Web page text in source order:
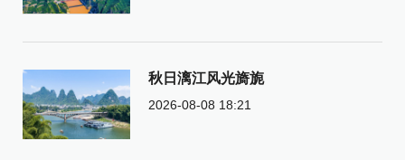
秋日漓江风光旖旎
2026-08-08 18:21